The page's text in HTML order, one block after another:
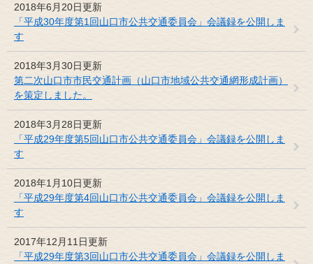
2018年6月20日更新
「平成30年度第1回山口市公共交通委員会」会議録を公開しま
す
2018年3月30日更新
第二次山口市市民交通計画（山口市地域公共交通網形成計画）
を策定しました。
2018年3月28日更新
「平成29年度第5回山口市公共交通委員会」会議録を公開しま
す
2018年1月10日更新
「平成29年度第4回山口市公共交通委員会」会議録を公開しま
す
2017年12月11日更新
「平成29年度第3回山口市公共交通委員会」会議録を公開しま